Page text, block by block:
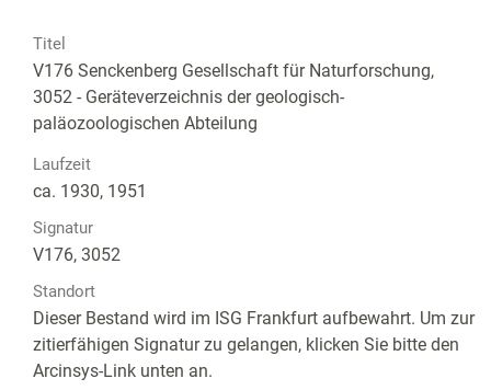
Titel
V176 Senckenberg Gesellschaft für Naturforschung,
3052 - Geräteverzeichnis der geologisch-
paläozoologischen Abteilung
Laufzeit
ca. 1930, 1951
Signatur
V176, 3052
Standort
Dieser Bestand wird im ISG Frankfurt aufbewahrt. Um zur
zitierfähigen Signatur zu gelangen, klicken Sie bitte den
Arcinsys-Link unten an.